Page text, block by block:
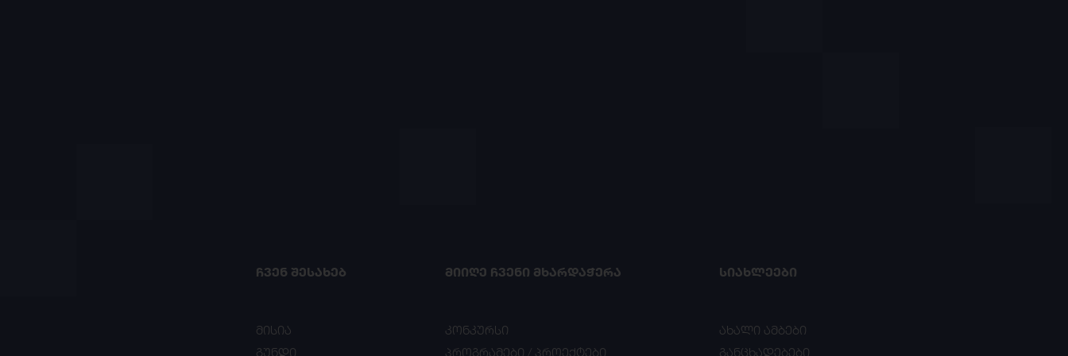
ᲩᲕᲔᲜ ᲨᲔᲡᲐᲮᲔᲑ
მისია
გუნდი
ᲛᲘᲘᲦᲔ ᲩᲕᲔᲜᲘ ᲛᲮᲐᲠᲓᲐᲭᲔᲠᲐ
კონკურსი
პროგრამები / პროექტები
ᲡᲘᲐᲮᲚᲔᲔᲑᲘ
ახალი ამბები
განცხადებები